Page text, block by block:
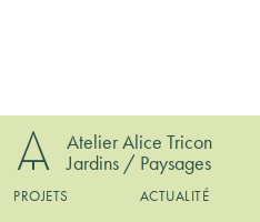
Atelier Alice Tricon
Jardins / Paysages
PROJETS ACTUALITÉ